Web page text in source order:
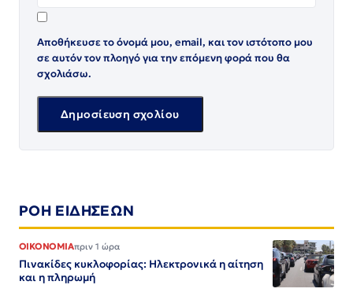
Αποθήκευσε το όνομά μου, email, και τον ιστότοπο μου
σε αυτόν τον πλοηγό για την επόμενη φορά που θα
σχολιάσω.
ΡΟΗ ΕΙΔΗΣΕΩΝ
ΟΙΚΟΝΟΜΙΑπριν 1 ώρα
Πινακίδες κυκλοφορίας: Ηλεκτρονικά η αίτηση
και η πληρωμή